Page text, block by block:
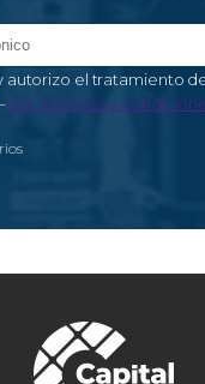
*
de datos
autorizo el tratamiento
Campo obligatorio
Ver Términos y